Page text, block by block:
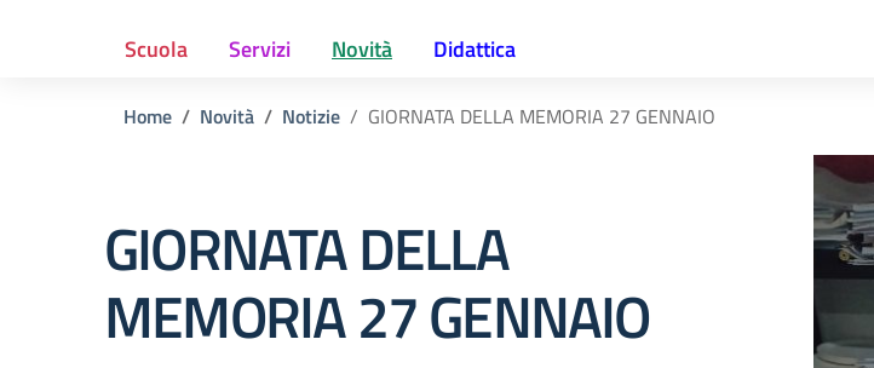
Scuola Servizi Novità Didattica
Home Novità Notizie GIORNATA DELLA MEMORIA 27 GENNAIO
GIORNATA DELLA
MEMORIA 27 GENNAIO